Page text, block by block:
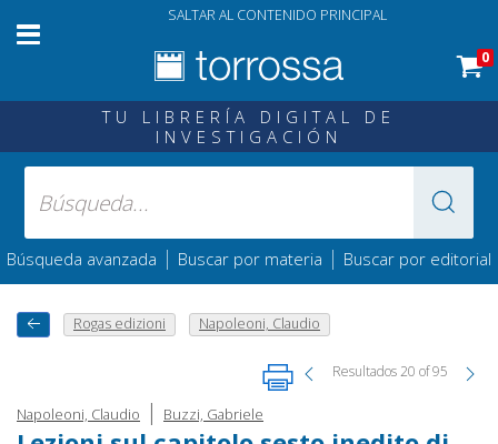
SALTAR AL CONTENIDO PRINCIPAL
0
TU LIBRERÍA DIGITAL DE
INVESTIGACIÓN
Búsqueda avanzada | Buscar por materia | Buscar por editorial
Rogas edizioni Napoleoni, Claudio
Resultados 20 of 95
Napoleoni, Claudio | Buzzi, Gabriele